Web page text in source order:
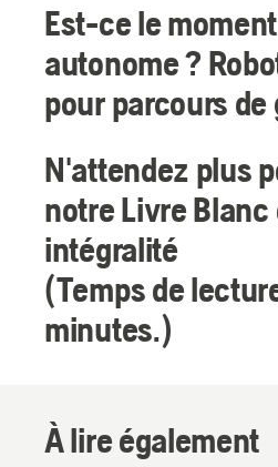
Est-ce le
autonome ?
pour parcours de
N'attendez plus
notre Livre Blanc
intégralité
(Temps de
minutes.)
À lire également
professionnels
Husqvarna